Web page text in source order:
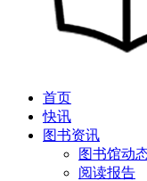
首页
快讯
图书资讯
图书馆动
阅读报告